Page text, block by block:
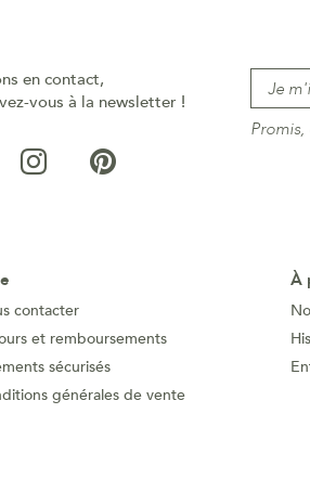
en contact,
vous à la newsletter !
Promis,
contacter
et remboursements
sécurisés
générales de vente
À